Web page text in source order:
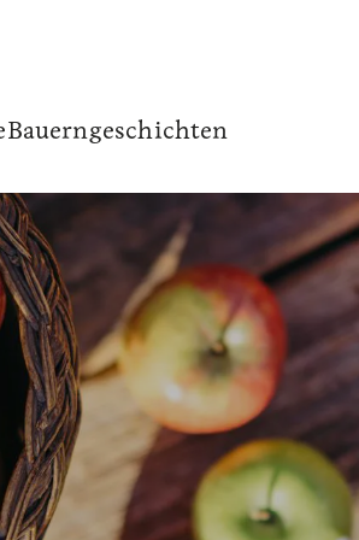
Bauerngeschichten